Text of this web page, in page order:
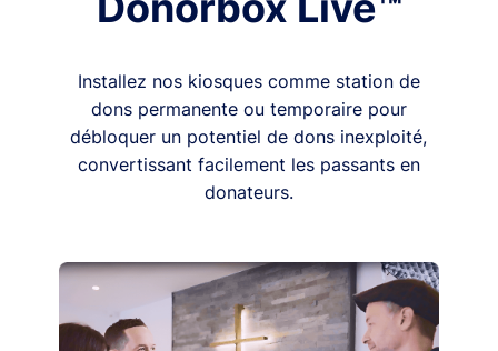
Installez nos kiosques comme station de
dons permanente ou temporaire pour
débloquer un potentiel de dons inexploité,
convertissant facilement les passants en
donateurs.